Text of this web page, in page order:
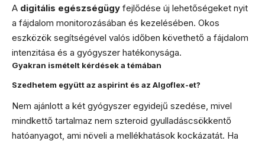
A digitális egészségügy fejlődése új lehetőségeket nyit
a fájdalom monitorozásában és kezelésében. Okos
eszközök segítségével valós időben követhető a fájdalom
intenzitása és a gyógyszer hatékonysága.
Gyakran ismételt kérdések a témában
Szedhetem együtt az aspirint és az Algoflex-et?
Nem ajánlott a két gyógyszer egyidejű szedése, mivel
mindkettő tartalmaz nem szteroid gyulladáscsökkentő
hatóanyagot, ami növeli a mellékhatások kockázatát. Ha